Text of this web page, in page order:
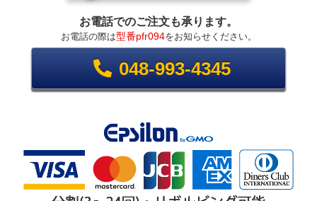
お電話でのご注文も承ります。
お電話の際は型番pfr094をお知らせください。
048-993-4345